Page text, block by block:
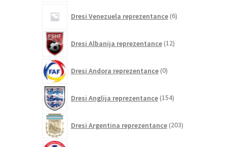
Dresi Venezuela reprezentance 6izdelkov
Dresi Albanija reprezentance 12izdelkov
Dresi Andora reprezentance 0izdelkov
Dresi Anglija reprezentance 154izdelkov
Dresi Argentina reprezentance 203izdelki